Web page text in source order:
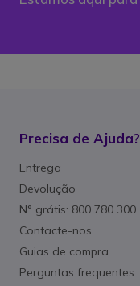
Precisa de Ajuda?
Entrega
Devolução
N° grátis: 800 780 300
Contacte-nos
Guias de compra
Perguntas frequentes